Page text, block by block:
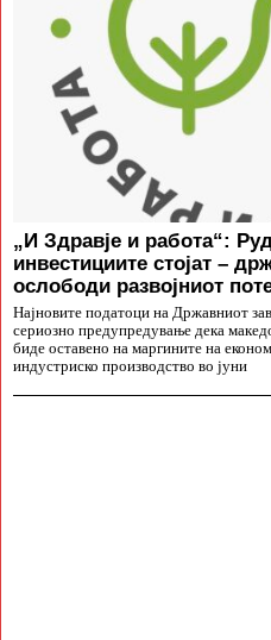
„И Здравје и работа“:
инвестициите стојат –
ослободи развојниот
Најновите податоци на Државниот
сериозно предупредување дека
биде оставено на маргините на
индустриско производство во јуни